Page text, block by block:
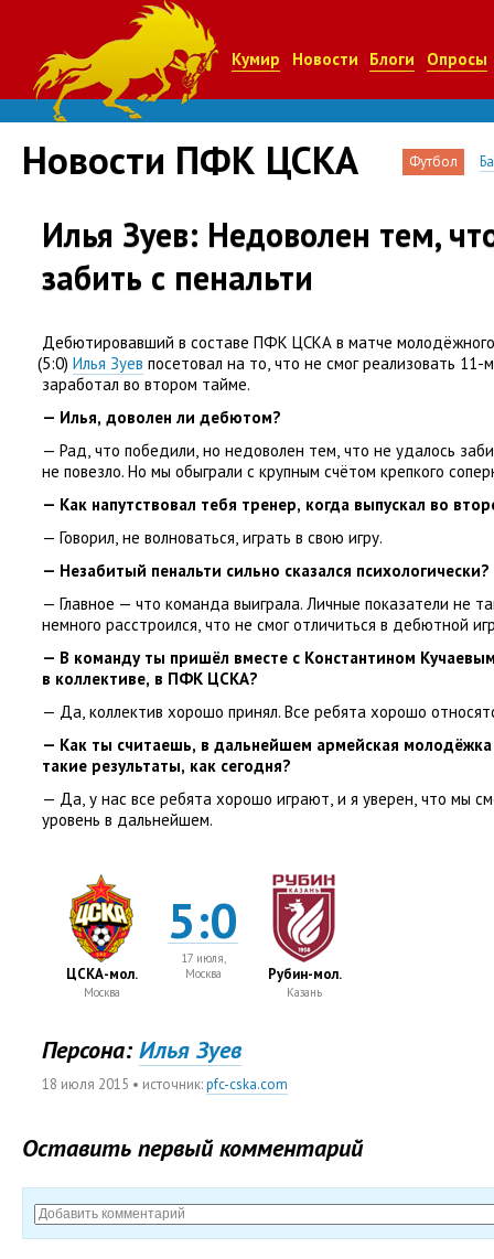
Кумир Новости Блоги Опросы
Новости ПФК ЦСКА Футбол
Илья Зуев: Недоволен тем,
забить с пенальти
Дебютировавший в составе ПФК ЦСКА в матче молодёжного
(5:0) Илья Зуев посетовал на то, что не смог реализовать 11-
заработал во втором тайме.
— Илья, доволен ли дебютом?
— Рад, что победили, но недоволен тем, что не удалось
не повезло. Но мы обыграли с крупным счётом крепкого
— Как напутствовал тебя тренер, когда выпускал во
— Говорил, не волноваться, играть в свою игру.
— Незабитый пенальти сильно сказался психологически?
— Главное — что команда выиграла. Личные показатели не
немного расстроился, что не смог отличиться в дебютной
— В команду ты пришёл вместе с Константином
в коллективе, в ПФК ЦСКА?
— Да, коллектив хорошо принял. Все ребята хорошо
— Как ты считаешь, в дальнейшем армейская молодёжка
такие результаты, как сегодня?
— Да, у нас все ребята хорошо играют, и я уверен, что мы
уровень в дальнейшем.
ЦСКА-мол.
Москва
5:0
17 июля,
Москва
Рубин-мол.
Казань
Персона: Илья Зуев
18 июля 2015 • источник:pfc-cska.com
Оставить первый комментарий